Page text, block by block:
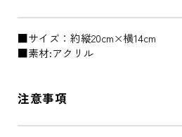
■サイズ：約縦20cm×横14cm
■素材:アクリル
注意事項